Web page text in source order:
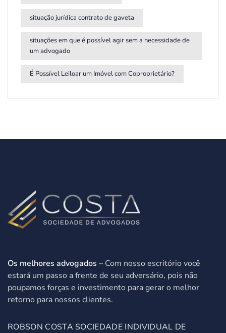
situação jurídica contrato de gaveta
situações em que é possível agir sem a necessidade de
um advogado
É Possível Leiloar um Imóvel com Coproprietário?
Os melhores advogados – Com nosso escritório você
estará um passo a frente de seu adversário, pois não
poupamos forças e investimento para gerar o melhor
retorno para nossos clientes.
ROBSON COSTA SOCIEDADE INDIVIDUAL DE